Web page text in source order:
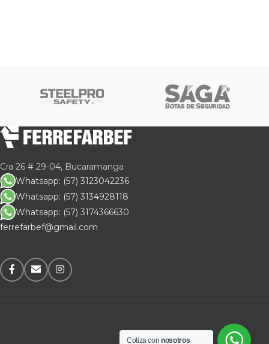
Cra 26 # 29-04, Bucaramanga
Whatsapp: (57) 3123042236
Whatsapp: (57) 3134928118
Whatsapp: (57) 3174366630
ferrefarbef@gmail.com
Cotiza connosotros